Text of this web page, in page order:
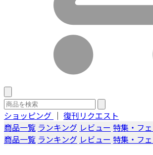
ショッピング ｜ 復刊リクエスト
商品一覧 ランキング レビュー 特集・フ
商品一覧 ランキング レビュー 特集・フ